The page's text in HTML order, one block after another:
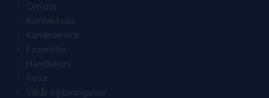
Om oss
Kontakt oss
Kundeservice
Favoritter
Handlekurv
Retur
Vilkår og betingelser